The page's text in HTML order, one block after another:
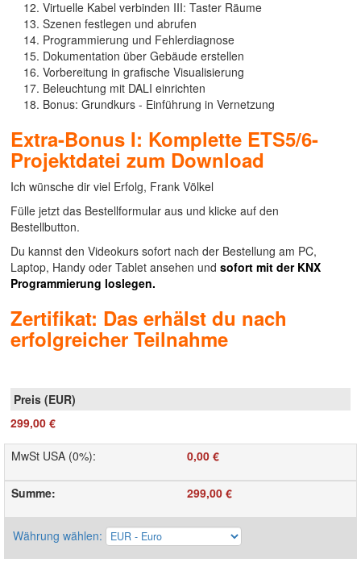
Virtuelle Kabel verbinden III: Taster Räume
Szenen festlegen und abrufen
Programmierung und Fehlerdiagnose
Dokumentation über Gebäude erstellen
Vorbereitung in grafische Visualisierung
Beleuchtung mit DALI einrichten
Bonus: Grundkurs - Einführung in Vernetzung
Extra-Bonus I: Komplette ETS5/6-
Projektdatei zum Download
Ich wünsche dir viel Erfolg, Frank Völkel
Fülle jetzt das Bestellformular aus und klicke auf den
Bestellbutton.
Du kannst den Videokurs sofort nach der Bestellung am PC,
Laptop, Handy oder Tablet ansehen und sofort mit der KNX
Programmierung loslegen.
Zertifikat: Das erhälst du nach
erfolgreicher Teilnahme
299,00 €
MwSt USA (0%): 0,00 €
Summe: 299,00 €
Währung wählen: